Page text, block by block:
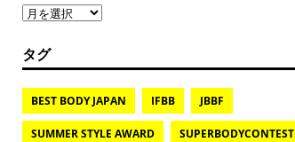
タグ
BEST BODY JAPAN IFBB JBBF
SUMMER STYLE AWARD SUPERBODYCONTEST